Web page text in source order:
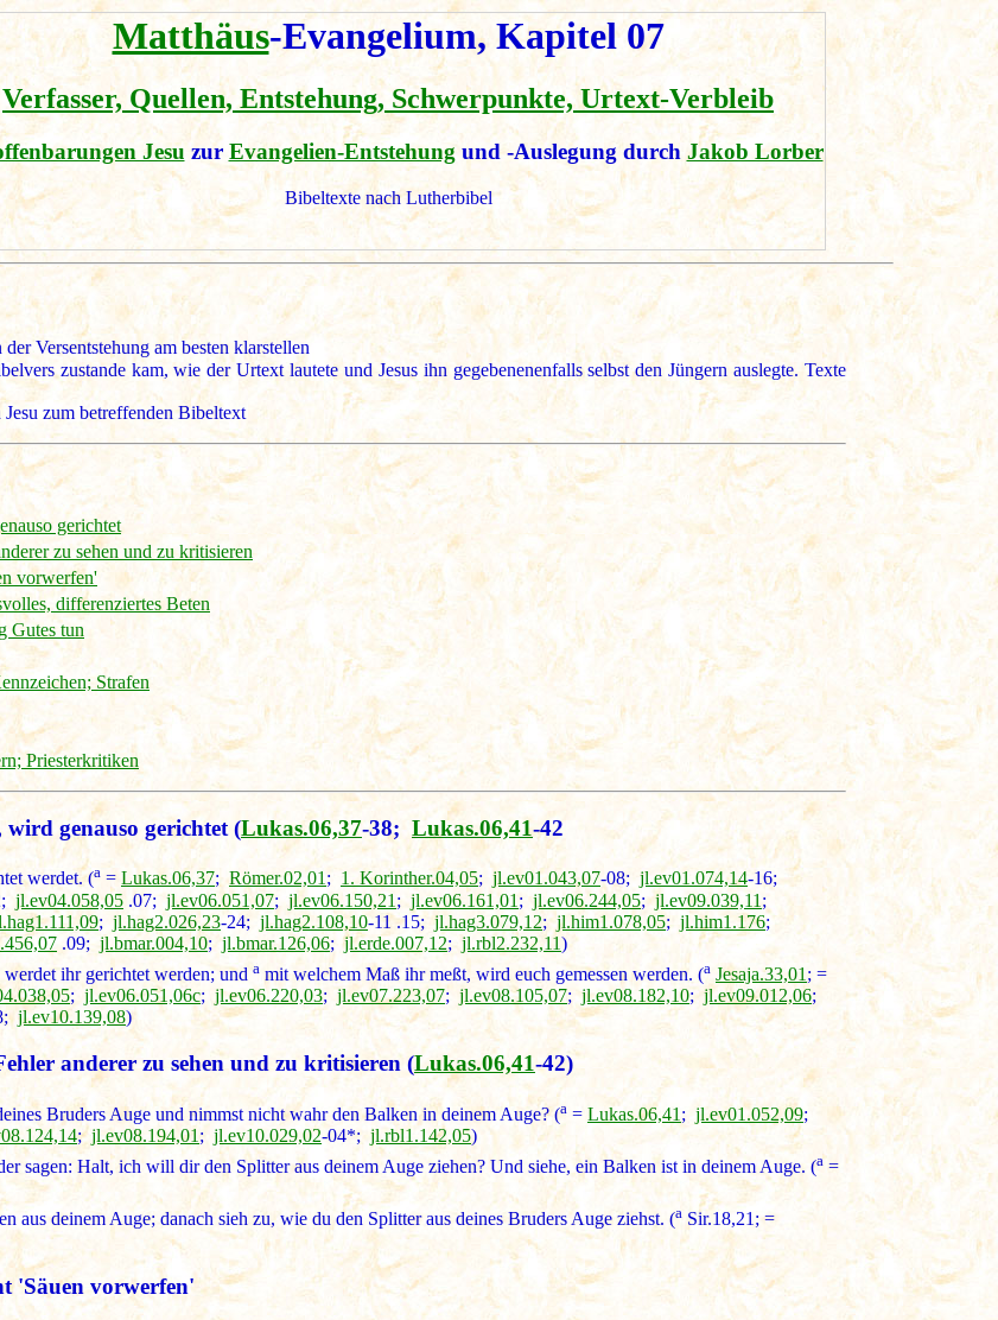
Matthäus-Evangelium, Kapitel 07
Verfasser, Quellen, Entstehung, Schwerpunkte, Urtext-Verbleib
Jesu zur Evangelien-Entstehungund -Auslegung durch Jakob Lorber
Bibeltexte nach Lutherbibel
Versentstehung am besten klarstellen
zustande kam, wie der Urtext lautete und Jesus ihn gegebenenenfalls selbst den Jüngern auslegte. Texte
zum betreffenden Bibeltext
gerichtet
zu sehen und zu kritisieren
vorwerfen'
differenziertes Beten
Gutes tun
Strafen
Priesterkritiken
genauso gerichtet (Lukas.06,37-38; Lukas.06,41-42
werdet. (a = Lukas.06,37;Römer.02,01; 1. Korinther.04,05; jl.ev01.043,07-08; jl.ev01.074,14-16;
jl.ev04.058,05 .07; jl.ev06.051,07; jl.ev06.150,21 ; jl.ev06.161,01 ; jl.ev06.244,05;jl.ev09.039,11 ;
; jl.hag2.026,23-24; jl.hag2.108,10-11 .15; jl.hag3.079,12;jl.him1.078,05; jl.him1.176;
.09; jl.bmar.004,10;jl.bmar.126,06;jl.erde.007,12; jl.rbl2.232,11)
ihr gerichtet werden; und a mit welchem Maß ihr meßt, wird euch gemessen werden. (a Jesaja.33,01 ; =
; jl.ev06.051,06c; jl.ev06.220,03; jl.ev07.223,07; jl.ev08.105,07;jl.ev08.182,10; jl.ev09.012,06;
jl.ev10.139,08)
anderer zu sehen und zu kritisieren (Lukas.06,41-42)
Bruders Auge und nimmst nicht wahr den Balken in deinem Auge? (a = Lukas.06,41 ; jl.ev01.052,09;
;jl.ev08.194,01 ; jl.ev10.029,02-04*; jl.rbl1.142,05)
sagen: Halt, ich will dir den Splitter aus deinem Auge ziehen? Und siehe, ein Balken ist in deinem Auge. (a =
aus deinem Auge; danach sieh zu, wie du den Splitter aus deines Bruders Auge ziehst. (a Sir.18,21; =
'Säuen vorwerfen'